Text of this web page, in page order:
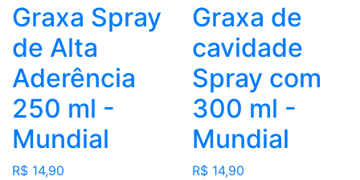
Graxa Spray
de Alta
Aderência
250 ml -
Mundial
R$ 14,90
Graxa de
cavidade
Spray com
300 ml -
Mundial
R$ 14,90